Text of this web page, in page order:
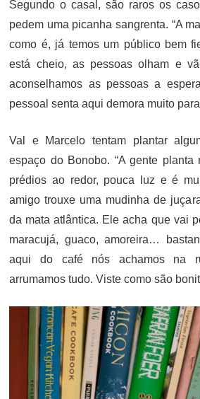
Segundo o casal, são raros os
pedem uma picanha sangrenta. “A
como é, já temos um público bem
está cheio, as pessoas olham e
aconselhamos as pessoas a
pessoal senta aqui demora muito para
Val e Marcelo tentam plantar
espaço do Bonobo. “A gente planta
prédios ao redor, pouca luz e é
amigo trouxe uma mudinha de
da mata atlântica. Ele acha que vai
maracujá, guaco, amoreira…
aqui do café nós achamos na
arrumamos tudo. Viste como são